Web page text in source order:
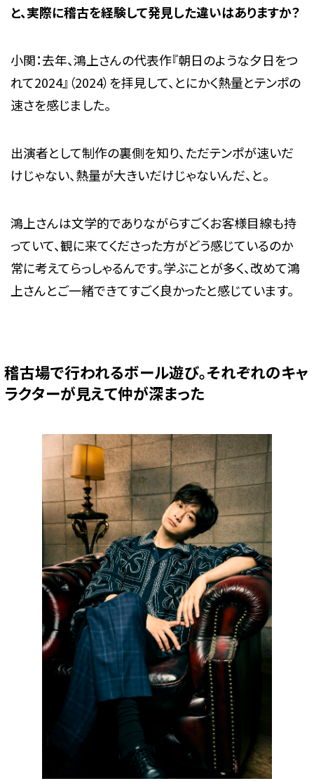
と、実際に稽古を経験して発見した違いはありますか？
小関：去年、鴻上さんの代表作『朝日のような夕日をつ
れて2024』（2024）を拝見して、とにかく熱量とテンポの
速さを感じました。
出演者として制作の裏側を知り、ただテンポが速いだ
けじゃない、熱量が大きいだけじゃないんだ、と。
鴻上さんは文学的でありながらすごくお客様目線も持
っていて、観に来てくださった方がどう感じているのか
常に考えてらっしゃるんです。学ぶことが多く、改めて鴻
上さんとご一緒できてすごく良かったと感じています。
稽古場で行われるボール遊び。それぞれのキャ
ラクターが見えて仲が深まった